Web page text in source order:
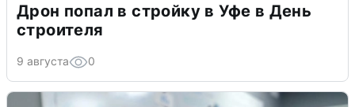
Дрон попал в стройку в Уфе в День
строителя
9 августа 0